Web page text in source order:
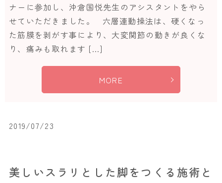
ナーに参加し、沖倉国悦先生のアシスタントをやら
せていただきました。 六層連動操法は、硬くなっ
た筋膜を剥がす事により、大変関節の動きが良くな
り、痛みも取れます […]
MORE
2019/07/23
美しいスラリとした脚をつくる施術と